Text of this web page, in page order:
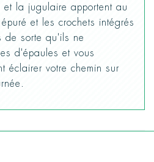
et la jugulaire apportent au
et les crochets intégrés
de sorte qu'ils ne
d'épaules et vous
éclairer votre chemin sur